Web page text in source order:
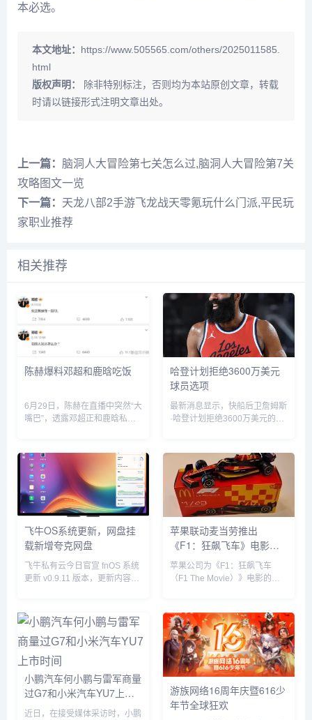
本必选。
本文地址： https://www.505565.com/others/2025011585.
html
版权声明：
除非特别标注，否则均为本站原创文章，转载
时请以链接形式注明文章出处。
上一篇： 脑洞人大冒险第七关怎么过,脑洞人大冒险第7关
攻略图文一览
下一篇： 天龙八部2手游飞龙战天零氪玩什么门派,平民玩
家职业推荐
相关推荐
陈赫爆料邓超和鹿晗吃饭
6月29日，陈赫在直播中突然“大
嘴巴”，透露邓超正和鹿晗私下
自己也去吃饭了”。没想到，当
天邓超就在微博发文回应：“反
正就是在一起呗”，配文简短却...
哈登计划拒绝3600万美元
球员选项
最新消息显示，快船后卫詹姆斯
·哈登计划拒绝3600万美元的球
飞牛OS系统更新，网盘挂
载新增夸克网盘
飞牛私有云今日官宣 fnOS 系统
更新 v0.9.11 版本，更新内容包
置、优化硬盘类型（HDD、
SSD）的识别等。飞牛 f...
苹果联动麦当劳推出
《F1：狂飙飞车》电影套
餐
苹果公司为《F1：狂飙飞车
（F1 The Movie）》电影的全
味合作，粉丝们可以购买 F1 主
题套餐，并把独家定制的迷你赛
车带回家。...
小鹏汽车何小鹏与雷军商量
过G7和小米汽车YU7上市
时间
近日，在接受媒体采访时，小鹏
游族网络16周年庆暨616少
年节全球狂欢